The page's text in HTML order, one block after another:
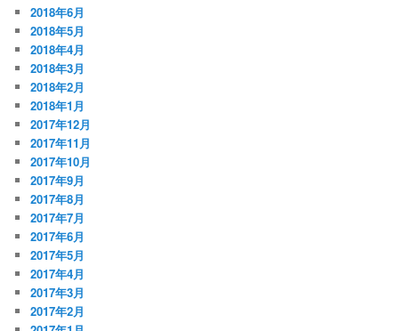
2018年6月
2018年5月
2018年4月
2018年3月
2018年2月
2018年1月
2017年12月
2017年11月
2017年10月
2017年9月
2017年8月
2017年7月
2017年6月
2017年5月
2017年4月
2017年3月
2017年2月